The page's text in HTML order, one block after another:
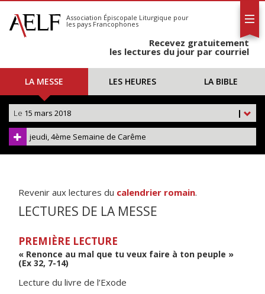
S'abonner
Calendrier
Association Épiscopale Liturgique pour
les pays Francophones
Recevez gratuitement
les lectures du jour par courriel
LA MESSE LES HEURES LA BIBLE
|
Le 15 mars 2018
jeudi, 4ème Semaine de Carême
Revenir aux lectures du calendrier romain.
LECTURES DE LA MESSE
PREMIÈRE LECTURE
« Renonce au mal que tu veux faire à ton peuple »
(Ex 32, 7-14)
Lecture du livre de l’Exode